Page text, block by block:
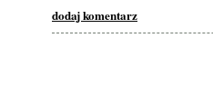
dodaj komentarz